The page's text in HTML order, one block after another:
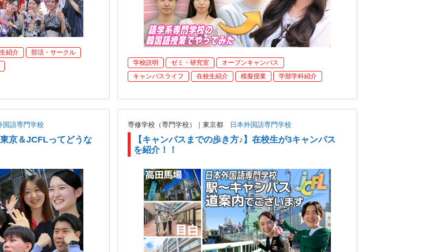
紹介
部活・サークル
学校説明 ゼミ・研究室
オープンキャンパス
キャンパスライフ
在校生紹介 模擬授業 学部学科紹介
国語専門学校
京＆JCFLってどうな
専修学校（専門学校）｜東京都 日本外国語専門学校
【キャンパスまでの歩き方♪】在校生が3キャンパス
を紹介！！